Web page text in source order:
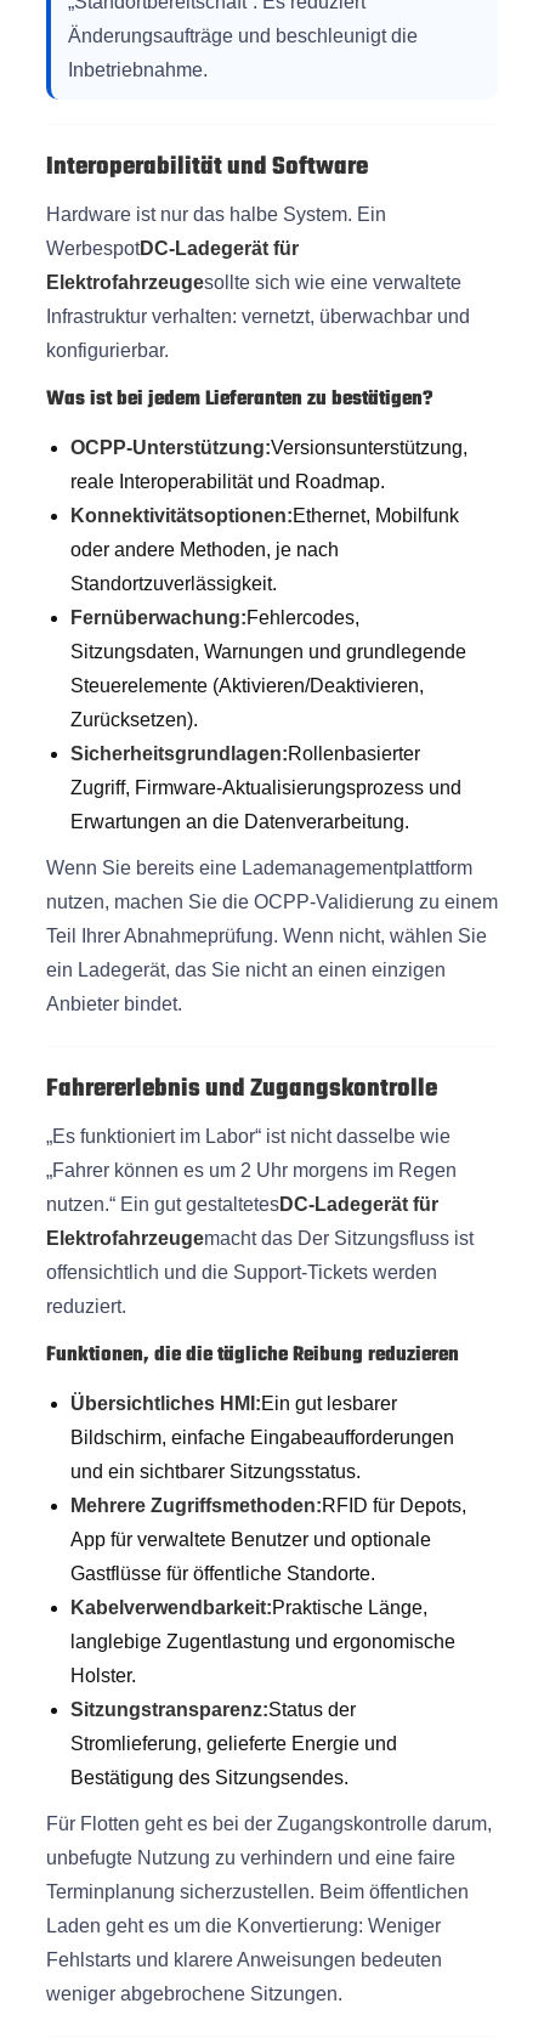
Änderungsaufträge und beschleunigt die
Inbetriebnahme.
Interoperabilität und Software
Hardware ist nur das halbe System. Ein
WerbespotDC-Ladegerät für
Elektrofahrzeugesollte sich wie eine verwaltete
Infrastruktur verhalten: vernetzt, überwachbar und
konfigurierbar.
Was ist bei jedem Lieferanten zu bestätigen?
OCPP-Unterstützung:Versionsunterstützung,
reale Interoperabilität und Roadmap.
Konnektivitätsoptionen:Ethernet, Mobilfunk
oder andere Methoden, je nach
Standortzuverlässigkeit.
Fernüberwachung:Fehlercodes,
Sitzungsdaten, Warnungen und grundlegende
Steuerelemente (Aktivieren/Deaktivieren,
Zurücksetzen).
Sicherheitsgrundlagen:Rollenbasierter
Zugriff, Firmware-Aktualisierungsprozess und
Erwartungen an die Datenverarbeitung.
Wenn Sie bereits eine Lademanagementplattform
nutzen, machen Sie die OCPP-Validierung zu einem
Teil Ihrer Abnahmeprüfung. Wenn nicht, wählen Sie
ein Ladegerät, das Sie nicht an einen einzigen
Anbieter bindet.
Fahrererlebnis und Zugangskontrolle
„Es funktioniert im Labor“ ist nicht dasselbe wie
„Fahrer können es um 2 Uhr morgens im Regen
nutzen.“ Ein gut gestaltetesDC-Ladegerät für
Elektrofahrzeugemacht das Der Sitzungsfluss ist
offensichtlich und die Support-Tickets werden
reduziert.
Funktionen, die die tägliche Reibung reduzieren
Übersichtliches HMI:Ein gut lesbarer
Bildschirm, einfache Eingabeaufforderungen
und ein sichtbarer Sitzungsstatus.
Mehrere Zugriffsmethoden:RFID für Depots,
App für verwaltete Benutzer und optionale
Gastflüsse für öffentliche Standorte.
Kabelverwendbarkeit:Praktische Länge,
langlebige Zugentlastung und ergonomische
Holster.
Sitzungstransparenz:Status der
Stromlieferung, gelieferte Energie und
Bestätigung des Sitzungsendes.
Für Flotten geht es bei der Zugangskontrolle darum,
unbefugte Nutzung zu verhindern und eine faire
Terminplanung sicherzustellen. Beim öffentlichen
Laden geht es um die Konvertierung: Weniger
Fehlstarts und klarere Anweisungen bedeuten
weniger abgebrochene Sitzungen.